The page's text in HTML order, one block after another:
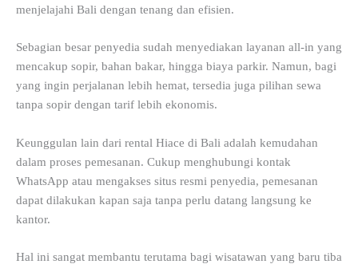
menjelajahi Bali dengan tenang dan efisien.
Sebagian besar penyedia sudah menyediakan layanan all-in yang
mencakup sopir, bahan bakar, hingga biaya parkir. Namun, bagi
yang ingin perjalanan lebih hemat, tersedia juga pilihan sewa
tanpa sopir dengan tarif lebih ekonomis.
Keunggulan lain dari rental Hiace di Bali adalah kemudahan
dalam proses pemesanan. Cukup menghubungi kontak
WhatsApp atau mengakses situs resmi penyedia, pemesanan
dapat dilakukan kapan saja tanpa perlu datang langsung ke
kantor.
Hal ini sangat membantu terutama bagi wisatawan yang baru tiba